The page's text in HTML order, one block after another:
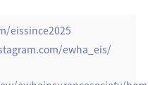
eissince2025
ewha_eis/